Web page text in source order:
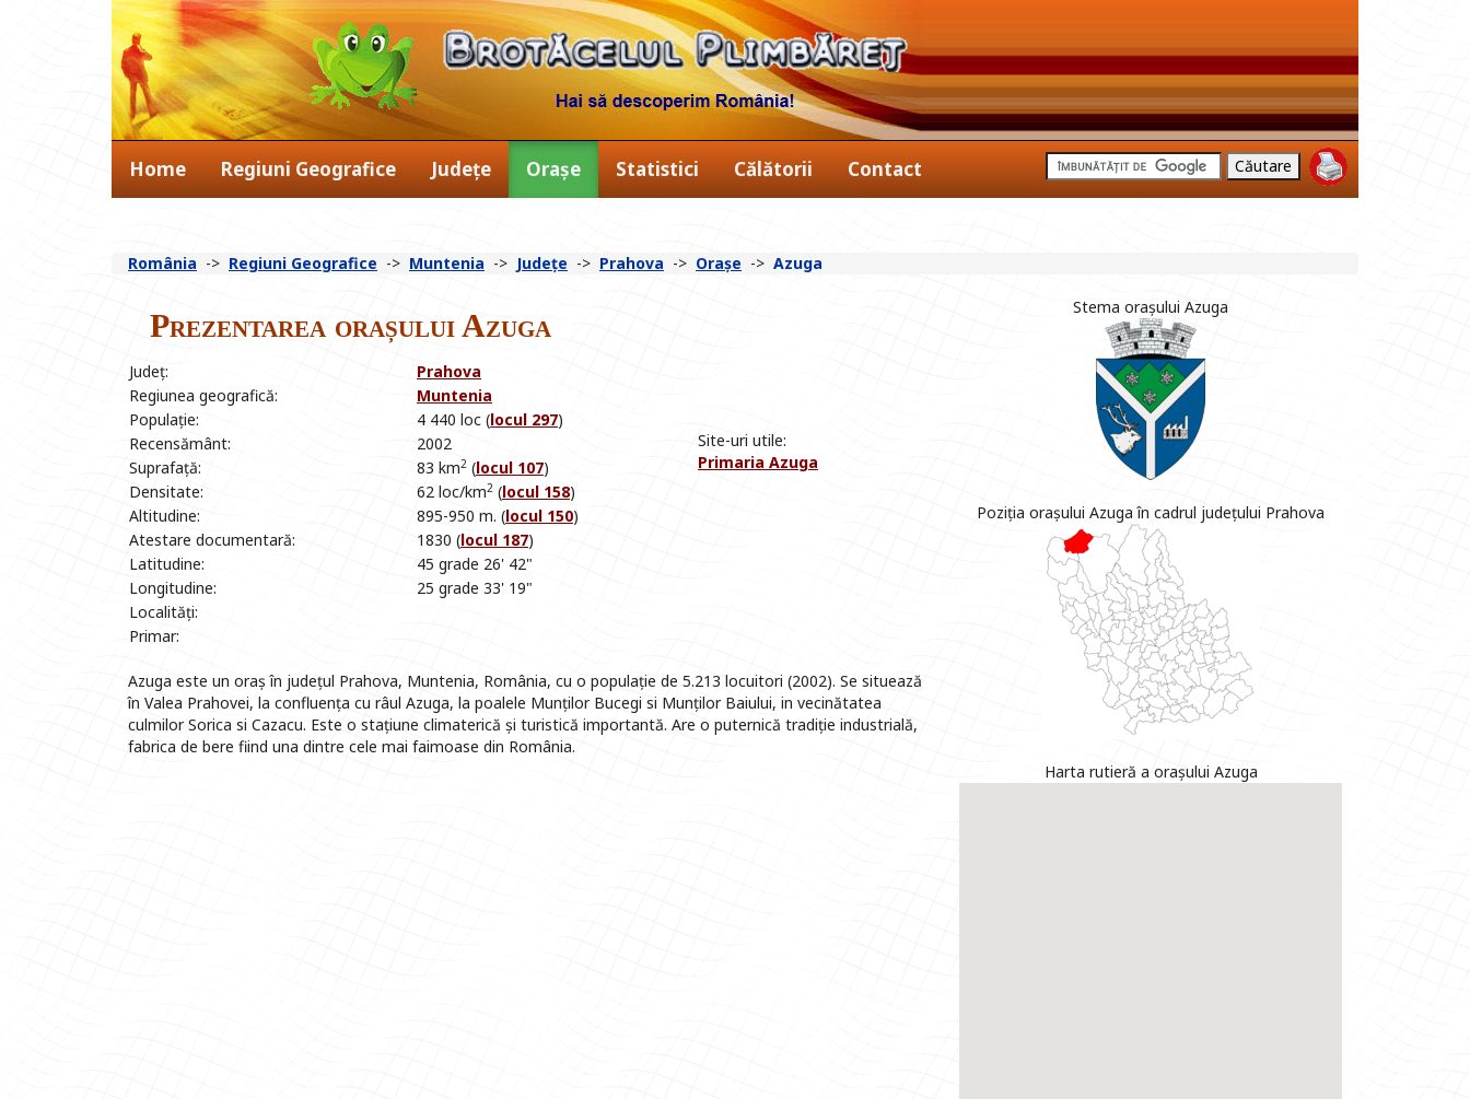
Home Regiuni Geografice Județe Orașe Statistici Călătorii Contact
România -> Regiuni Geografice -> Muntenia -> Județe -> Prahova -> Orașe -> Azuga
Prezentarea orașului Azuga
Județ: Prahova
Site-uri utile:
Primaria Azuga
Regiunea geografică:
Muntenia
Populație:
4 440 loc (locul 297)
Recensământ:
2002
Suprafață:
83 km2 (locul 107)
Densitate:
62 loc/km2 (locul 158)
Altitudine:
895-950 m. (locul 150)
Atestare documentară:
1830 (locul 187)
Latitudine:
45 grade 26' 42"
Longitudine:
25 grade 33' 19"
Localități:
Primar:
Azuga este un oraș în județul Prahova, Muntenia, România, cu o populație de 5.213 locuitori (2002). Se situează
în Valea Prahovei, la confluența cu râul Azuga, la poalele Munților Bucegi si Munților Baiului, in vecinătatea
culmilor Sorica si Cazacu. Este o stațiune climaterică și turistică importantă. Are o puternică tradiție industrială,
fabrica de bere fiind una dintre cele mai faimoase din România.
Stema orașului Azuga
Poziția orașului Azuga în cadrul județului Prahova
Harta rutieră a orașului Azuga